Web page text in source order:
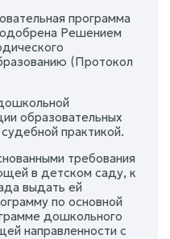
программа
Решением
(Протокол
образовательных
практикой.
требования
в детском саду, к
выдать ей
по основной
дошкольного
направленности с